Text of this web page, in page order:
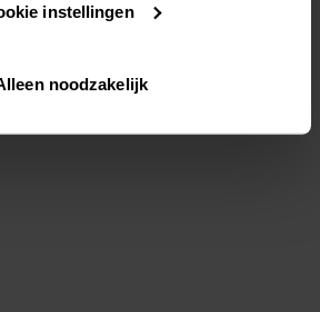
in onsprivacybeleid
kun je ook zelf instellen welke
instellingen
noodzakelijk